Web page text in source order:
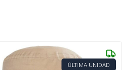
ÚLTIMA UNIDAD